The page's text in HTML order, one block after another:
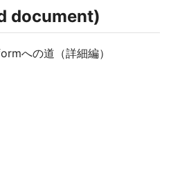
document)
への道（詳細編）